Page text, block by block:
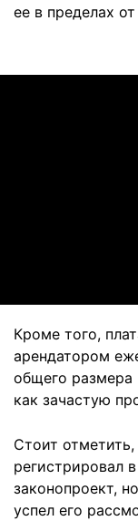
ее в пределах
Кроме того,
арендатором
общего размера
как зачастую
Стоит
регистрировал
законопроект,
успел его